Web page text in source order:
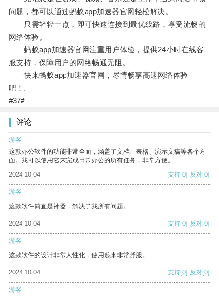
问题，都可以通过蚂蚁app加速器官网轻松解决。
只需轻轻一点，即可快速连接到最优线路，享受流畅的
网络体验。
蚂蚁app加速器官网注重用户体验，提供24小时在线客
服支持，保障用户的网络畅通无阻。
快来蚂蚁app加速器官网，尽情畅享高速网络体验
吧！。
#37#
评论
游客
这款办公软件的功能非常全面，涵盖了文档、表格、演示文稿等各个方
面。我可以使用它来完成日常办公的所有任务，非常方便。
2024-10-04
支持[0] 反对[0]
游客
这款软件简直是神器，解决了我所有问题。
2024-10-04 支持[0] 反对[0]
游客
这款软件的设计非常人性化，使用起来非常舒服。
2024-10-04 支持[0] 反对[0]
游客